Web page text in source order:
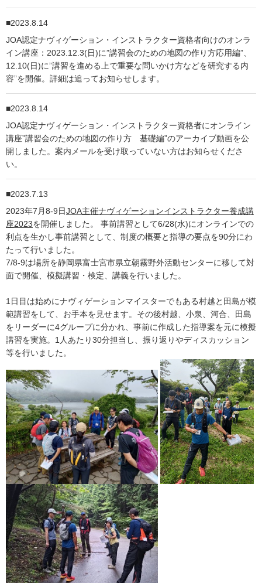
2023.8.14
JOA認定ナヴィゲーション・インストラクター資格者向けのオンラ
イン講座：2023.12.3(日)に”講習会のための地図の作り方応用編”、
12.10(日)に”講習を進める上で重要な問いかけ方などを研究する内
容”を開催。詳細は追ってお知らせします。
2023.8.14
JOA認定ナヴィゲーション・インストラクター資格者にオンライン
講座”講習会のための地図の作り方 基礎編”のアーカイブ動画を公
開しました。案内メールを受け取っていない方はお知らせくださ
い。
2023.7.13
2023年7月8-9日JOA主催ナヴィゲーションインストラクター養成講
座2023を開催しました。 事前講習として6/28(水)にオンラインでの
利点を生かし事前講習として、制度の概要と指導の要点を90分にわ
たって行いました。
7/8-9は場所を静岡県富士宮市県立朝霧野外活動センターに移して対
面で開催、模擬講習・検定、講義を行いました。
1日目は始めにナヴィゲーションマイスターでもある村越と田島が模
範講習をして、お手本を見せます。その後村越、小泉、河合、田島
をリーダーに4グループに分かれ、事前に作成した指導案を元に模擬
講習を実施。1人あたり30分担当し、振り返りやディスカッション
等を行いました。